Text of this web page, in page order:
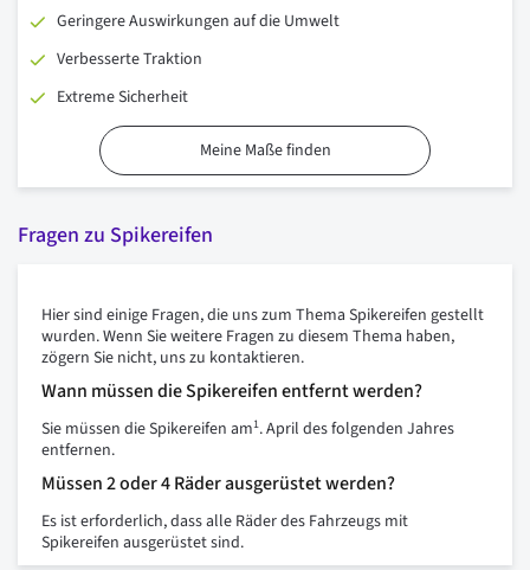
Geringere Auswirkungen auf die Umwelt
Verbesserte Traktion
Extreme Sicherheit
Meine Maße finden
Fragen zu Spikereifen
Hier sind einige Fragen, die uns zum Thema Spikereifen gestellt
wurden. Wenn Sie weitere Fragen zu diesem Thema haben,
zögern Sie nicht, uns zu kontaktieren.
Wann müssen die Spikereifen entfernt werden?
Sie müssen die Spikereifen am1. April des folgenden Jahres
entfernen.
Müssen 2 oder 4 Räder ausgerüstet werden?
Es ist erforderlich, dass alle Räder des Fahrzeugs mit
Spikereifen ausgerüstet sind.